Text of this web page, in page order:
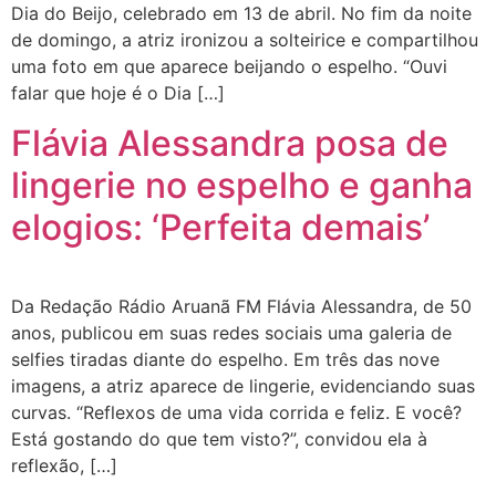
Dia do Beijo, celebrado em 13 de abril. No fim da noite
de domingo, a atriz ironizou a solteirice e compartilhou
uma foto em que aparece beijando o espelho. “Ouvi
falar que hoje é o Dia […]
Flávia Alessandra posa de
lingerie no espelho e ganha
elogios: ‘Perfeita demais’
Da Redação Rádio Aruanã FM Flávia Alessandra, de 50
anos, publicou em suas redes sociais uma galeria de
selfies tiradas diante do espelho. Em três das nove
imagens, a atriz aparece de lingerie, evidenciando suas
curvas. “Reflexos de uma vida corrida e feliz. E você?
Está gostando do que tem visto?”, convidou ela à
reflexão, […]